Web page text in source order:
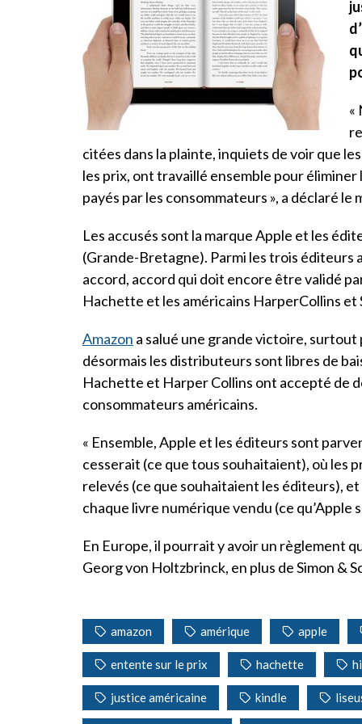
«
citées dans la plainte, inquiets de voir que
les prix, ont travaillé ensemble pour
payés par les consommateurs », a déclaré
Les accusés sont la marque Apple et les
(Grande-Bretagne). Parmi les trois éditeurs
accord, accord qui doit encore être validé
Hachette et les américains HarperCollins et
Amazon a salué une grande victoire,
désormais les distributeurs sont libres de
Hachette et Harper Collins ont accepté de
consommateurs américains.
« Ensemble, Apple et les éditeurs sont
cesserait (ce que tous souhaitaient), où les
relevés (ce que souhaitaient les éditeurs),
chaque livre numérique vendu (ce
En Europe, il pourrait y avoir un règlement
Georg von Holtzbrinck, en plus de Simon &
amazon amérique apple
entente sur le prix hachette
justice américaine kindle